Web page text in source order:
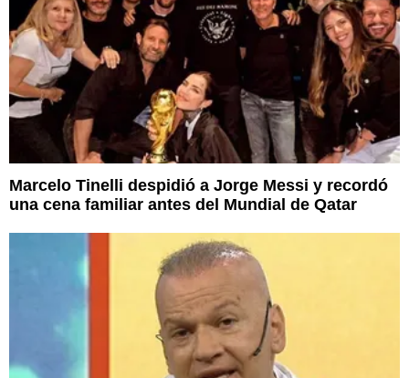
Marcelo Tinelli despidió a Jorge Messi y recordó
una cena familiar antes del Mundial de Qatar